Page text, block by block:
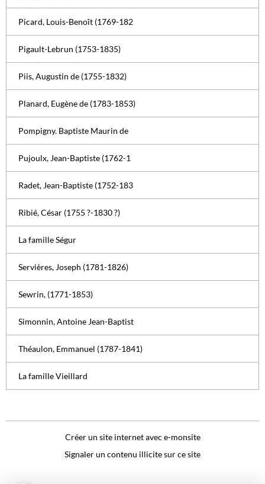
Picard, Louis-Benoît (1769-182
Pigault-Lebrun (1753-1835)
Piis, Augustin de (1755-1832)
Planard, Eugène de (1783-1853)
Pompigny. Baptiste Maurin de
Pujoulx, Jean-Baptiste (1762-1
Radet, Jean-Baptiste (1752-183
Ribié, César (1755 ?-1830 ?)
La famille Ségur
Servières, Joseph (1781-1826)
Sewrin, (1771-1853)
Simonnin, Antoine Jean-Baptist
Théaulon, Emmanuel (1787-1841)
La famille Vieillard
Créer un site internet avec e-monsite
Signaler un contenu illicite sur ce site